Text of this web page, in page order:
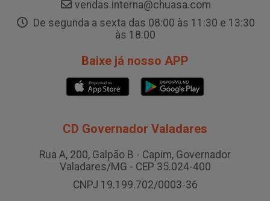
vendas.interna@chuasa.com
De segunda a sexta das 08:00 às 11:30 e 13:30
às 18:00
Baixe já nosso APP
CD Governador Valadares
Rua A, 200, Galpão B - Capim, Governador
Valadares/MG - CEP 35.024-400
CNPJ 19.199.702/0003-36